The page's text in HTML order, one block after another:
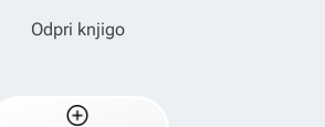
Odpri knjigo